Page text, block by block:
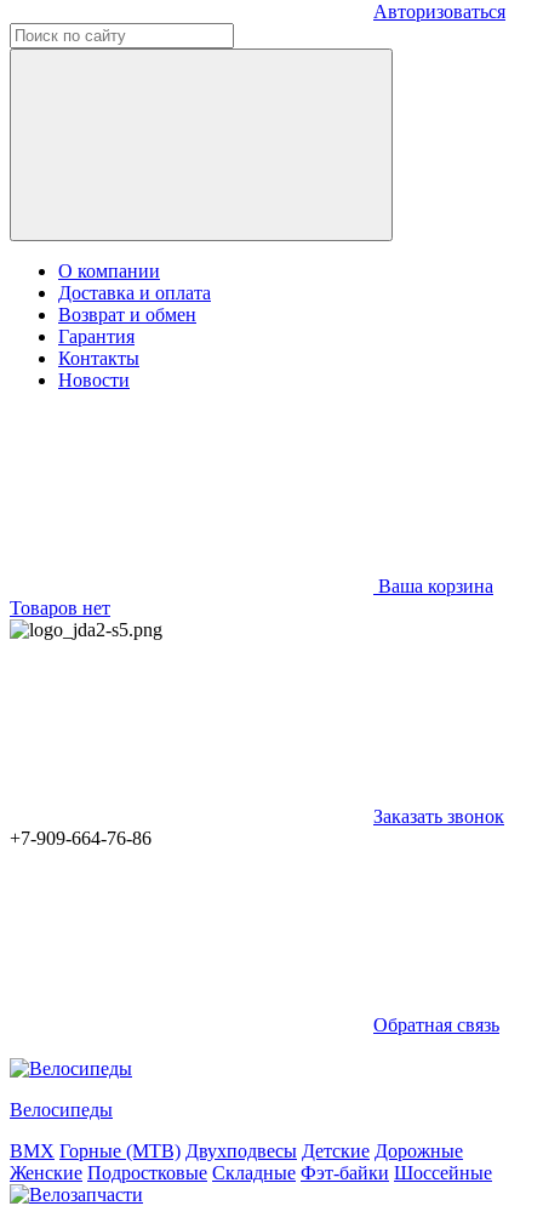
Авторизоваться
О компании
Доставка и оплата
Возврат и обмен
Гарантия
Контакты
Новости
Ваша корзина
Товаров нет
Заказать звонок
+7-909-664-76-86
Обратная связь
Велосипеды
BMX Горные (MTB) Двухподвесы Детские Дорожные
Женские Подростковые Складные Фэт-байки Шоссейные